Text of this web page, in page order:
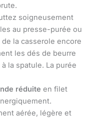
soigneusement
au presse-purée ou
la casserole encore
les dés de beurre
la spatule. La purée
réduite en filet
aérée, légère et